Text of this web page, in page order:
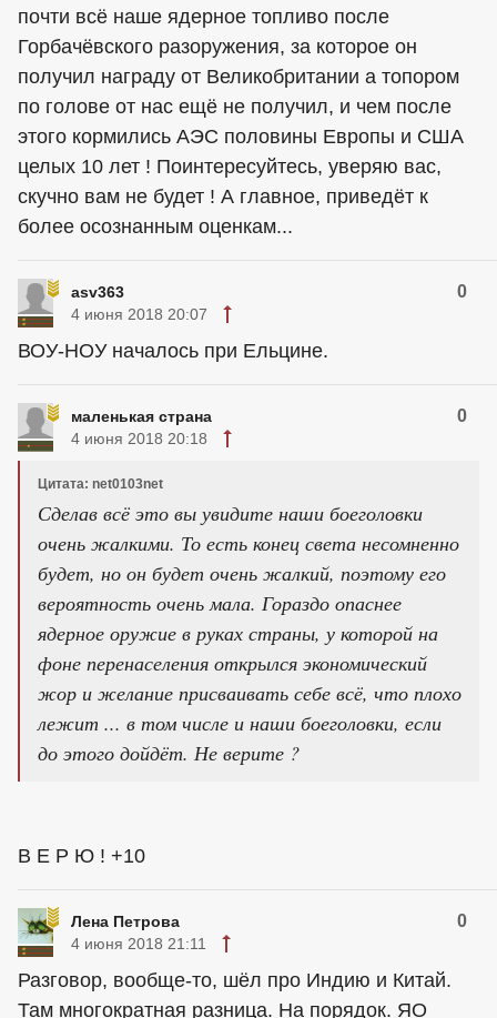
почти всё наше ядерное топливо после
Горбачёвского разоружения, за которое он
получил награду от Великобритании а топором
по голове от нас ещё не получил, и чем после
этого кормились АЭС половины Европы и США
целых 10 лет ! Поинтересуйтесь, уверяю вас,
скучно вам не будет ! А главное, приведёт к
более осознанным оценкам...
asv363 0
4 июня 2018 20:07
ВОУ-НОУ началось при Ельцине.
маленькая страна 0
4 июня 2018 20:18
Цитата: net0103net
Сделав всё это вы увидите наши боеголовки
очень жалкими. То есть конец света несомненно
будет, но он будет очень жалкий, поэтому его
вероятность очень мала. Гораздо опаснее
ядерное оружие в руках страны, у которой на
фоне перенаселения открылся экономический
жор и желание присваивать себе всё, что плохо
лежит ... в том числе и наши боеголовки, если
до этого дойдёт. Не верите ?
В Е Р Ю ! +10
Лена Петрова 0
4 июня 2018 21:11
Разговор, вообще-то, шёл про Индию и Китай.
Там многократная разница. На порядок. ЯО